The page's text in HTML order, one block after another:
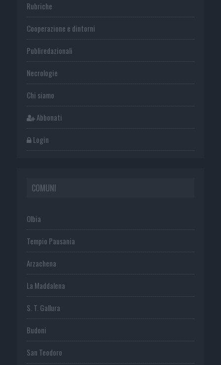
Rubriche
Cooperazione e dintorni
Publiredazionali
Necrologie
Chi siamo
Abbonati
Login
COMUNI
Olbia
Tempio Pausania
Arzachena
La Maddalena
S. T. Gallura
Budoni
San Teodoro